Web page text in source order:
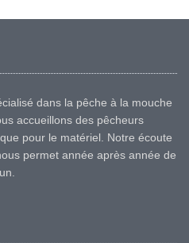
dans la pêche à la mouche
accueillons des pêcheurs
pour le matériel. Notre écoute
permet année après année de